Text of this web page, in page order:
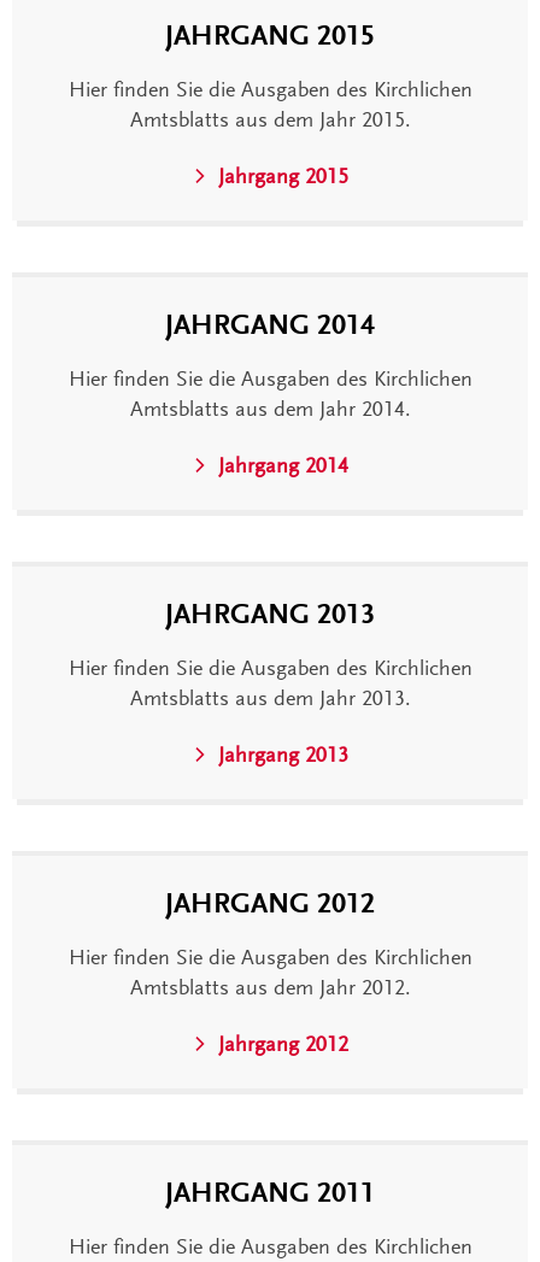
JAHRGANG 2015
Hier finden Sie die Ausgaben des Kirchlichen
Amtsblatts aus dem Jahr 2015.
Jahrgang 2015
JAHRGANG 2014
Hier finden Sie die Ausgaben des Kirchlichen
Amtsblatts aus dem Jahr 2014.
Jahrgang 2014
JAHRGANG 2013
Hier finden Sie die Ausgaben des Kirchlichen
Amtsblatts aus dem Jahr 2013.
Jahrgang 2013
JAHRGANG 2012
Hier finden Sie die Ausgaben des Kirchlichen
Amtsblatts aus dem Jahr 2012.
Jahrgang 2012
JAHRGANG 2011
Hier finden Sie die Ausgaben des Kirchlichen